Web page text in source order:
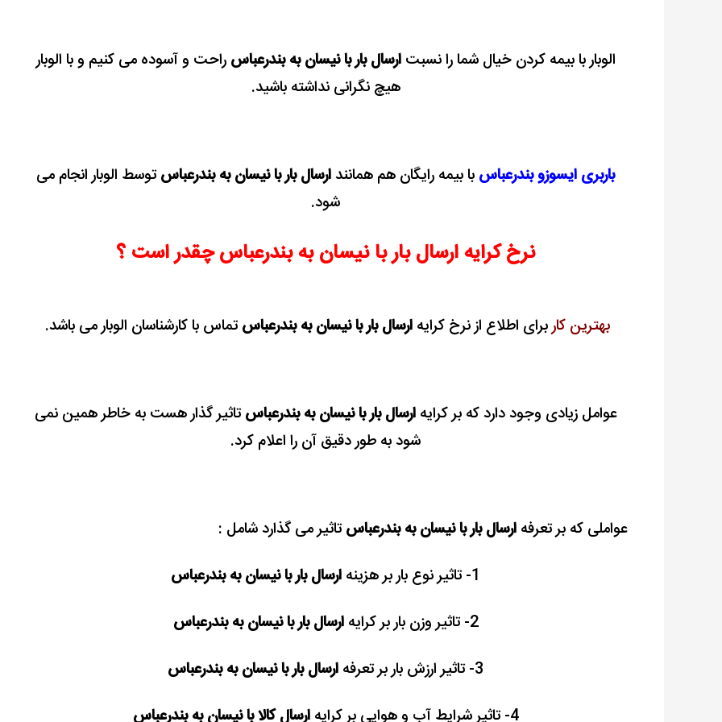
الوبار با بیمه کردن خیال شما را نسبتارسال بار با نیسان به بندرعباس راحت و آسوده می کنیم و با الوبار
هیچ نگرانی نداشته باشید.
باربری ایسوزو بندرعباس با بیمه رایگان هم همانندارسال بار با نیسان به بندرعباستوسط الوبار انجام می
شود.
نرخ کرایه ارسال بار با نیسان به بندرعباس چقدر است ؟
بهترین کاربرای اطلاع از نرخ کرایه ارسال بار با نیسان به بندرعباستماس با کارشناسان الوبار می باشد.
عوامل زیادی وجود دارد که بر کرایهارسال بار با نیسان به بندرعباستاثیر گذار هست به خاطر همین نمی
شود به طور دقیق آن را اعلام کرد.
عواملی که بر تعرفه ارسال بار با نیسان به بندرعباستاثیر می گذارد شامل :
1- تاثیر نوع بار بر هزینه
ارسال بار با نیسان به بندرعباس
2- تاثیر وزن بار بر کرایه
ارسال بار با نیسان به بندرعباس
3- تاثیر ارزش بار بر تعرفه
ارسال بار با نیسان به بندرعباس
4- تاثیر شرایط آب و هوایی بر کرایه
ارسال کالا با نیسان به بندرعباس